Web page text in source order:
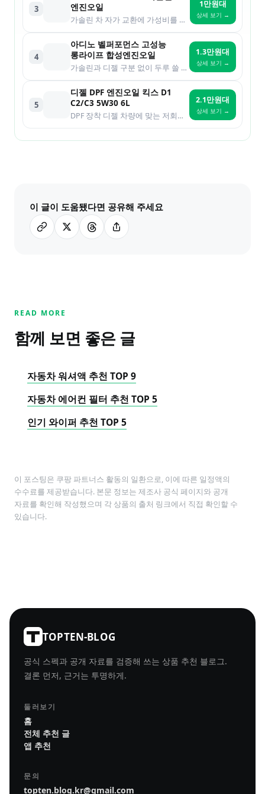
3
엔진오일
가솔린 차 자가 교환에 가성비를 우선하는 분
1만원대
상세 보기 →
4
아디노 벨퍼포먼스 고성능
롱라이프 합성엔진오일
가솔린과 디젤 구분 없이 두루 쓸 롱라이프 합성유를 찾는 분
1.3만원대
상세 보기 →
5
디젤 DPF 엔진오일 킥스 D1
C2/C3 5W30 6L
DPF 장착 디젤 차량에 맞는 저회분 오일을 찾는 분
2.1만원대
상세 보기 →
이 글이 도움됐다면 공유해 주세요
READ MORE
함께 보면 좋은 글
자동차 워셔액 추천 TOP 9
자동차 에어컨 필터 추천 TOP 5
인기 와이퍼 추천 TOP 5
이 포스팅은 쿠팡 파트너스 활동의 일환으로, 이에 따른 일정액의
수수료를 제공받습니다. 본문 정보는 제조사 공식 페이지와 공개
자료를 확인해 작성했으며 각 상품의 출처 링크에서 직접 확인할 수
있습니다.
TOPTEN-BLOG
공식 스펙과 공개 자료를 검증해 쓰는 상품 추천 블로그.
결론 먼저, 근거는 투명하게.
둘러보기
홈
전체 추천 글
앱 추천
문의
topten.blog.kr@gmail.com